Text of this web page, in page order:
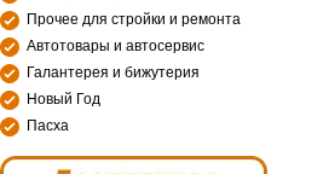
Прочее для стройки и ремонта
Автотовары и автосервис
Галантерея и бижутерия
Новый Год
Пасха